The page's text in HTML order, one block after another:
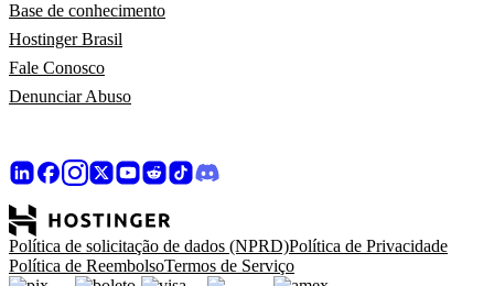
Base de conhecimento
Hostinger Brasil
Fale Conosco
Denunciar Abuso
Política de solicitação de dados (NPRD)Política de Privacidade
Política de ReembolsoTermos de Serviço